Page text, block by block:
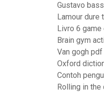
Gustavo
Lamour dure
Livro 6
Brain gym
Van gogh
Oxford
Contoh
Rolling in the